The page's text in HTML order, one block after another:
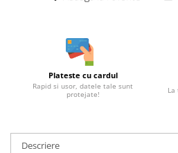
Plateste cu cardul
Rapid si usor, datele tale sunt
protejate!
Descriere